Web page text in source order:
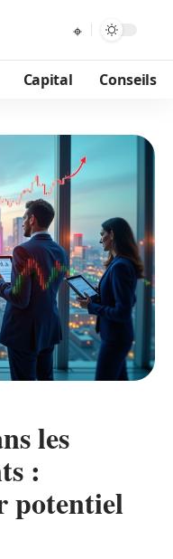
Capital Conseils
les
:
potentiel